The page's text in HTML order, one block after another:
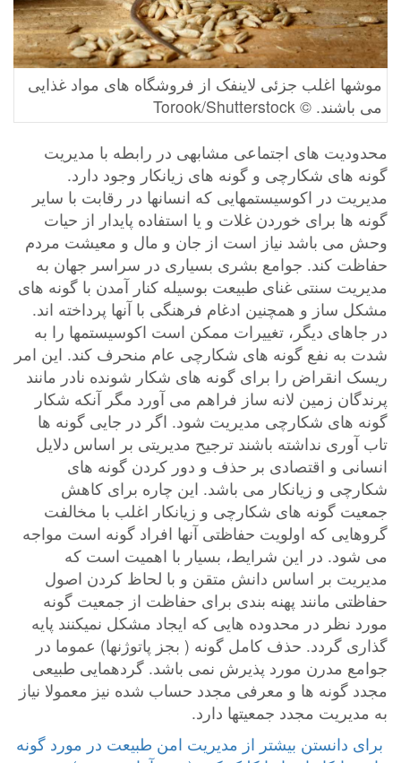
موشها اغلب جزئی لاینفک از فروشگاه های مواد غذایی
می باشند. © Torook/Shutterstock
محدودیت های اجتماعی مشابهی در رابطه با مدیریت
گونه های شکارچی و گونه های زیانکار وجود دارد.
مدیریت در اکوسیستمهایی که انسانها در رقابت با سایر
گونه ها برای خوردن غلات و یا استفاده پایدار از حیات
وحش می باشد نیاز است از جان و مال و معیشت مردم
حفاظت کند. جوامع بشری بسیاری در سراسر جهان به
مدیریت سنتی غنای طبیعت بوسیله کنار آمدن با گونه های
مشکل ساز و همچنین ادغام فرهنگی با آنها پرداخته اند.
در جاهای دیگر، تغییرات ممکن است اکوسیستمها را به
شدت به نفع گونه های شکارچی عام منحرف کند. این امر
ریسک انقراض را برای گونه های شکار شونده نادر مانند
پرندگان زمین لانه ساز فراهم می آورد مگر آنکه شکار
گونه های شکارچی مدیریت شود. اگر در جایی گونه ها
تاب آوری نداشته باشند ترجیح مدیریتی بر اساس دلایل
انسانی و اقتصادی بر حذف و دور کردن گونه های
شکارچی و زیانکار می باشد. این چاره برای کاهش
جمعیت گونه های شکارچی و زیانکار اغلب با مخالفت
گروهایی که اولویت حفاظتی آنها افراد گونه است مواجه
می شود. در این شرایط، بسیار با اهمیت است که
مدیریت بر اساس دانش متقن و با لحاظ کردن اصول
حفاظتی مانند پهنه بندی برای حفاظت از جمعیت گونه
مورد نظر در محدوده هایی که ایجاد مشکل نمیکنند پایه
گذاری گردد. حذف کامل گونه ( بجز پاتوژنها) عموما در
جوامع مدرن مورد پذیرش نمی باشد. گردهمایی طبیعی
مجدد گونه ها و معرفی مجدد حساب شده نیز معمولا نیاز
به مدیریت مجدد جمعیتها دارد.
‎ برای دانستن بیشتر از مدیریت امن طبیعت در مورد گونه